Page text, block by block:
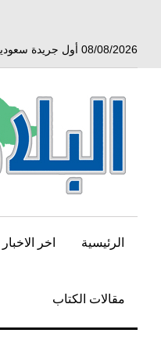
08/08/2026 أول جريدة سعودية تأسست في 27 ذو القعدة سنة 1350 هجري الموافق 3 أبريل 1932 ميلادي
الرئيسية اخر الاخبار
مقالات الكتاب